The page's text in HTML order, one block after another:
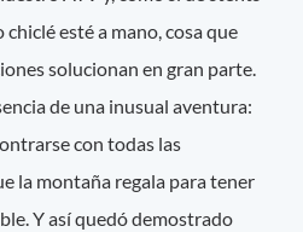
esté a mano, cosa que
solucionan en gran parte.
de una inusual aventura:
con todas las
la montaña regala para tener
Y así quedó demostrado